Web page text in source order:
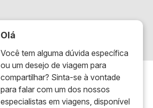
204 Viagens
Olá
Você tem alguma dúvida específica
ou um desejo de viagem para
compartilhar? Sinta-se à vontade
para falar com um dos nossos
especialistas em viagens, disponível